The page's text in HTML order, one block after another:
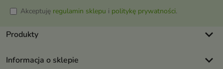
Akceptuję regulamin sklepu i politykę prywatności.
Produkty keyboard_arrow_down
Informacja o sklepie keyboard_arrow_down